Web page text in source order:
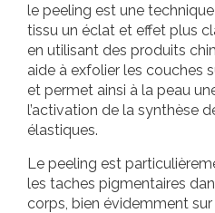
le peeling est une
tissu un éclat et effet plus
en utilisant des produits
aide à exfolier les couches
et permet ainsi à la peau
l’activation de la synthèse
élastiques.
Le peeling est
les taches pigmentaires
corps, bien évidemment